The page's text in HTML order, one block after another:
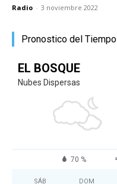
Radio - 3 noviembre 2022
Pronostico del Tiempo
EL BOSQUE
Nubes Dispersas
70 %
SÁB DOM